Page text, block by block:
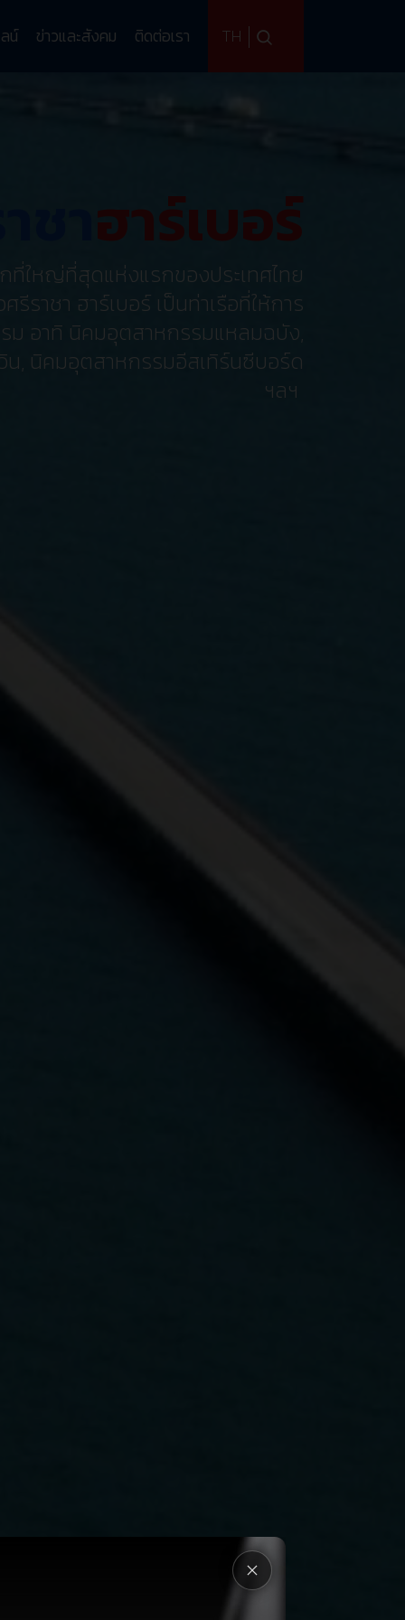
น์ ข่าวและสังคม ติดต่อเรา TH
ำลึกเอนกประสงค์ที่ใหญ่ที่สุดแห่งแรก
ะวันออก จังหวัดชลบุรี เป็นท่าเรือที่
กรรม อาทิ นิคมอุตสาหกรรมแหลม
บ่อวิน, นิคมอุตสาหกรรมอีสเทิร์นซี
บอร์ด ฯลฯ
กที่ใหญ่ที่สุดแห่งแรกของประเทศไทย
ศรีราชา ฮาร์เบอร์ เป็นท่าเรือที่ให้การ
อาทิ นิคมอุตสาหกรรมแหลมฉบัง,
, นิคมอุตสาหกรรมอีสเทิร์นซีบอร์ด
ฯลฯ
ชาฮาร์เบอร์